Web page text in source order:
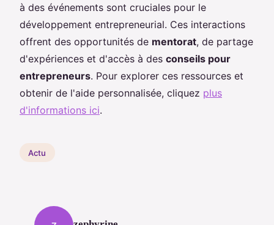
à des événements sont cruciales pour le
développement entrepreneurial. Ces interactions
offrent des opportunités de mentorat, de partage
d'expériences et d'accès à des conseils pour
entrepreneurs. Pour explorer ces ressources et
obtenir de l'aide personnalisée, cliquez plus
d'informations ici.
Actu